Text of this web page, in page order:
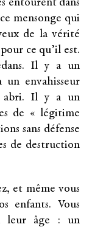
entourent dans
mensonge qui
de la vérité
ce qu’il est.
Il y a un
envahisseur
abri. Il y a un
de « légitime
sans défense
de destruction
et même vous
enfants. Vous
leur âge : un